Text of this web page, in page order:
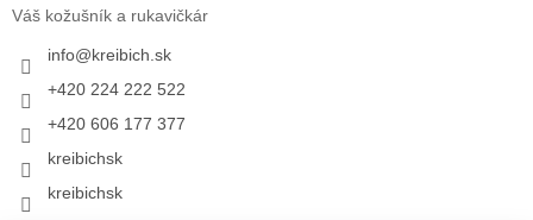
Váš kožušník a rukavičkár
info@kreibich.sk
+420 224 222 522
+420 606 177 377
kreibichsk
kreibichsk